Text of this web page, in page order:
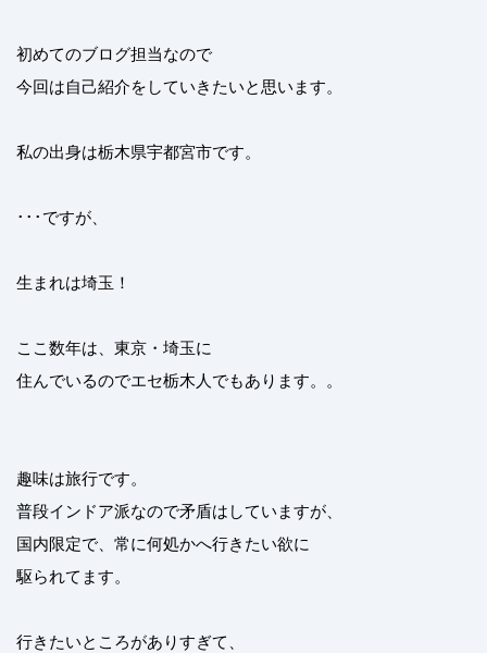
初めてのブログ担当なので
今回は自己紹介をしていきたいと思います。
私の出身は栃木県宇都宮市です。
･･･ですが、
生まれは埼玉！
ここ数年は、東京・埼玉に
住んでいるのでエセ栃木人でもあります。。
趣味は旅行です。
普段インドア派なので矛盾はしていますが、
国内限定で、常に何処かへ行きたい欲に
駆られてます。
行きたいところがありすぎて、